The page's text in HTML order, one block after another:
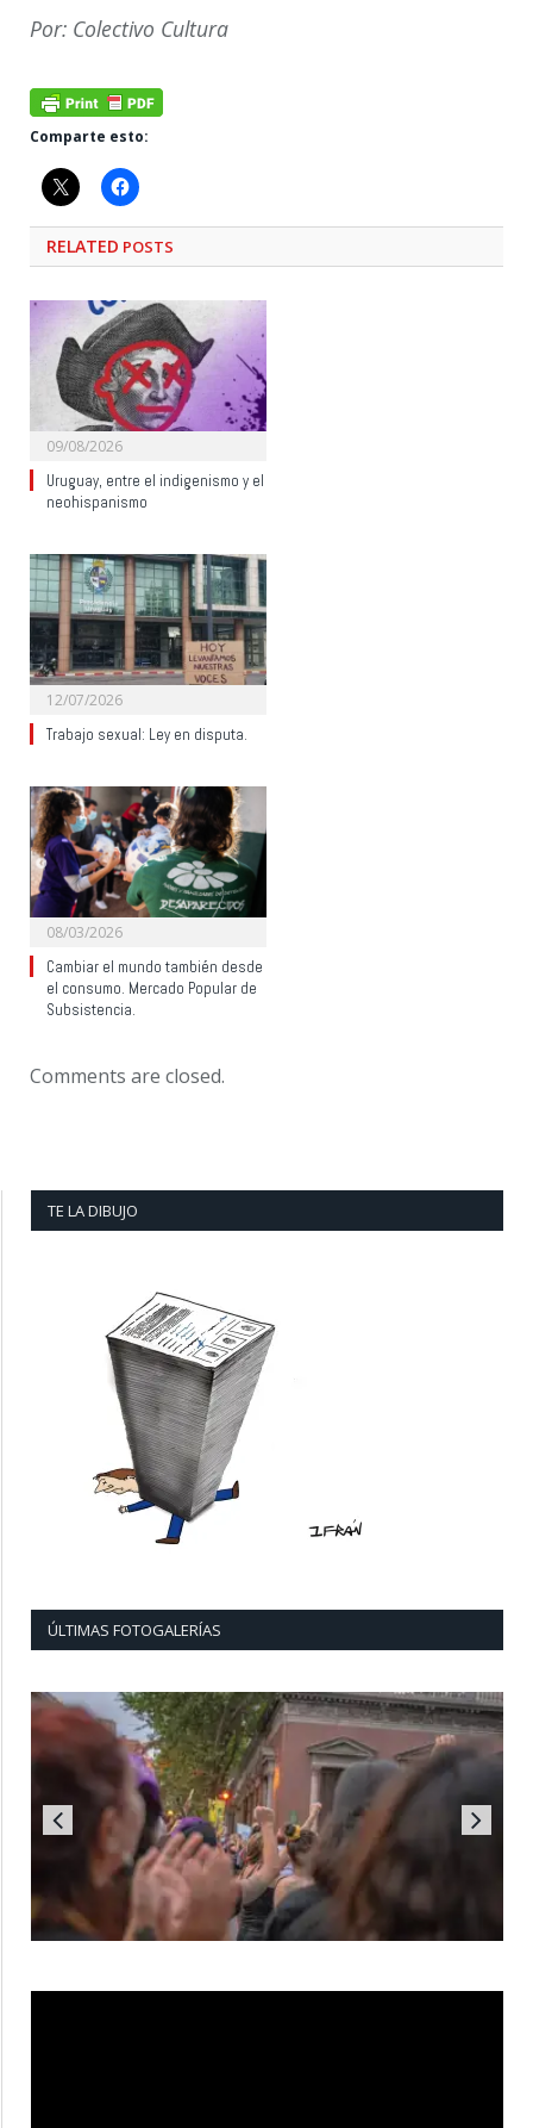
Por: Colectivo Cultura
Comparte esto:
RELATED POSTS
09/08/2026
Uruguay, entre el indigenismo y el
neohispanismo
12/07/2026
Trabajo sexual: Ley en disputa.
08/03/2026
Cambiar el mundo también desde
el consumo. Mercado Popular de
Subsistencia.
Comments are closed.
TE LA DIBUJO
ÚLTIMAS FOTOGALERÍAS